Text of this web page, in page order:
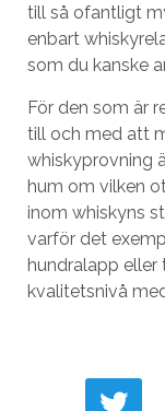
till så ofantligt
enbart
som du kanske
För den som är
till och med att
whiskyprovning
hum om vilken
inom whiskyns
varför det
hundralapp eller
kvalitetsnivå